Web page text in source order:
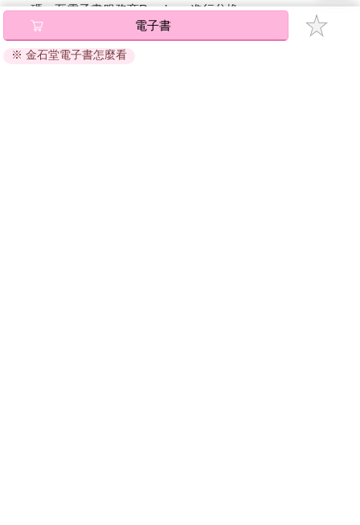
碼』至電子書服務商Readmoo進行兌換。
退換貨須知：
因版權保護，您在金石堂所購買的電子書僅能以金石堂專屬
電子書
※ 金石堂電子書怎麼看